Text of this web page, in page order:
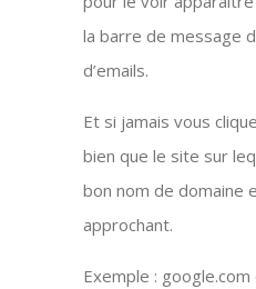
la barre de message
d’emails.
Et si jamais vous
bien que le site sur
bon nom de domaine
approchant.
Exemple :